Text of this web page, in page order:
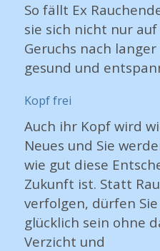
So fällt Ex
sie sich nicht nur
Geruchs nach
gesund und
Kopf frei
Auch ihr Kopf wird
Neues und Sie
wie gut diese
Zukunft ist. Statt
verfolgen, dürfen
glücklich sein ohne
Verzicht und